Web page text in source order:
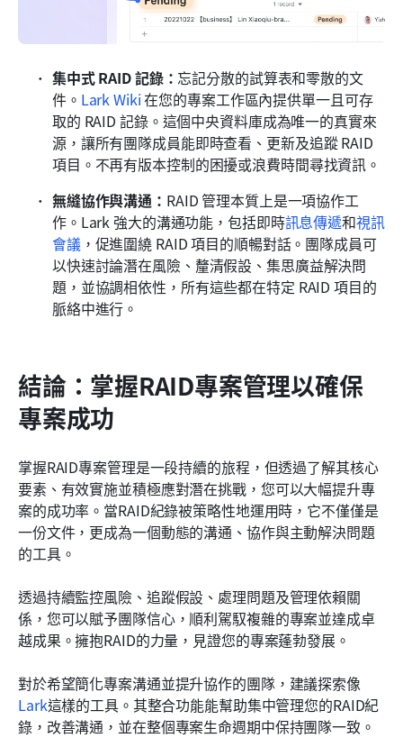
集中式 RAID 記錄： 忘記分散的試算表和零散的文
件。 Lark Wiki 在您的專案工作區內提供單一且可存
取的 RAID 記錄。這個中央資料庫成為唯一的真實來
源，讓所有團隊成員能即時查看、更新及追蹤 RAID
項目。不再有版本控制的困擾或浪費時間尋找資訊。
無縫協作與溝通： RAID 管理本質上是一項協作工
作。Lark 強大的溝通功能，包括即時訊息傳遞和視訊
會議，促進圍繞 RAID 項目的順暢對話。團隊成員可
以快速討論潛在風險、釐清假設、集思廣益解決問
題，並協調相依性，所有這些都在特定 RAID 項目的
脈絡中進行。
結論：掌握RAID專案管理以確保
專案成功
掌握RAID專案管理是一段持續的旅程，但透過了解其核心
要素、有效實施並積極應對潛在挑戰，您可以大幅提升專
案的成功率。當RAID紀錄被策略性地運用時，它不僅僅是
一份文件，更成為一個動態的溝通、協作與主動解決問題
的工具。
透過持續監控風險、追蹤假設、處理問題及管理依賴關
係，您可以賦予團隊信心，順利駕馭複雜的專案並達成卓
越成果。擁抱RAID的力量，見證您的專案蓬勃發展。
對於希望簡化專案溝通並提升協作的團隊，建議探索像
Lark這樣的工具。其整合功能能幫助集中管理您的RAID紀
錄，改善溝通，並在整個專案生命週期中保持團隊一致。